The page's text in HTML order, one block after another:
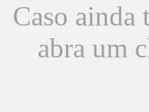
Caso ainda
abra um